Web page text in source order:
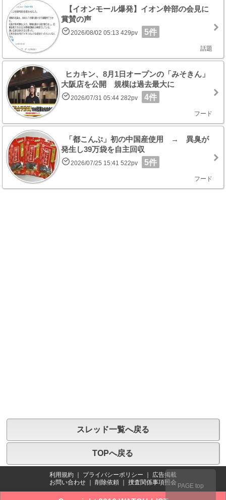
【イオンモール爆発】イオン幹部の会見に
賞賛の声
2026/08/02 05:13 429pv 5件
話題
ヒカキン、8月1日オープンの「みそきん」
大阪店を公開 規模は過去最大に
2026/07/31 05:44 282pv 4件
フード
「都こんぶ」初の中国産使用 → 異臭が
発生し39万袋を自主回収
2026/07/25 15:41 522pv 5件
フード
スレッド一覧へ戻る
TOPへ戻る
利用規約 ｜ プライバシーポリシー ｜ 広告掲載
お問い合わせ ｜ 削除依頼 ｜ 捜査関係事項照会
PAGE top